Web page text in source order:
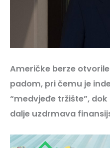
Američke berze
padom, pri čemu je
“medvjeđe tržište”,
dalje uzdrmava